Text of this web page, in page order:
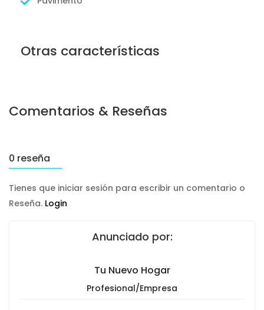
Otras características
Comentarios & Reseñas
0 reseña
Tienes que iniciar sesión para escribir un comentario o
Reseña. Login
Anunciado por:
Tu Nuevo Hogar
Profesional/Empresa